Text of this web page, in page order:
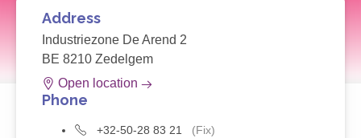
Address
Industriezone De Arend 2
BE 8210 Zedelgem
Open location
Phone
+32-50-28 83 21 (Fix)